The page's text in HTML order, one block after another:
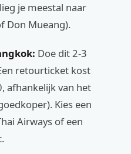
je meestal naar
Don Mueang).
Doe dit 2-3
retourticket kost
afhankelijk van het
Kies een
Airways of een